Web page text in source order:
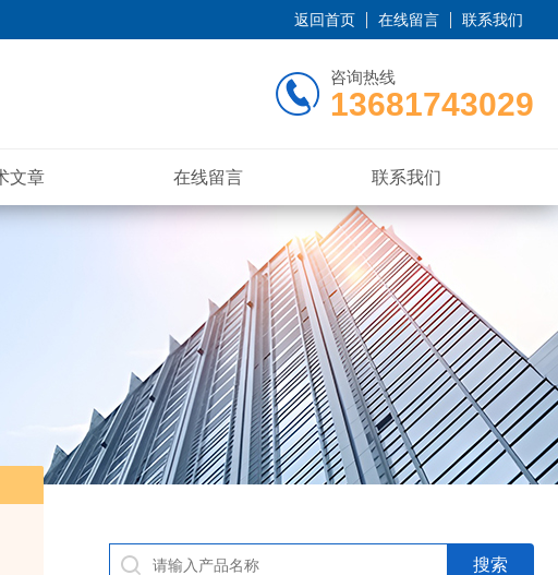
返回首页 在线留言 联系我们
咨询热线
13681743029
文章 在线留言 联系我们